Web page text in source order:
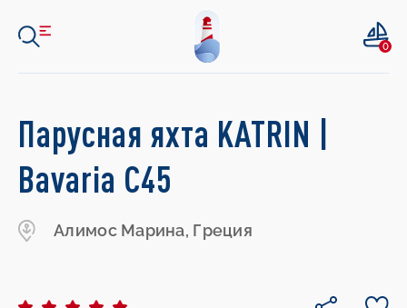
0
Парусная яхта KATRIN |
Bavaria C45
Алимос Марина, Греция